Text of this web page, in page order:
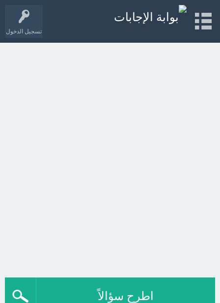
تسجيل الدخول
اطرح سؤالاً